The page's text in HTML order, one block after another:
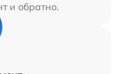
и обратно.